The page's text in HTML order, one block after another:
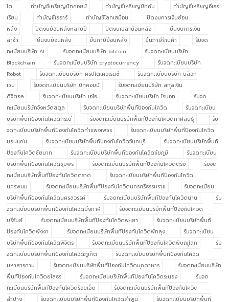
โต
ทำบัญชีเหรียญบิทคอยน์ ทำบัญชีเหรียญบิทคับ
ทำบัญชีเหรียญอีเธอ
เรียม
ทำบัญชีเออาร์ ทำบัญชีโลกเสมือน
ปิดงบการเงินย้อน
หลัง
ปิดงบย้อนหลังหลายปี ปิดงบเปล่าย้อนหลัง
ยื่นงบการเงิน
ล่าช้า
ยื่นงบย้อนหลัง ยื่นภาษีย้อนหลัง ยื่นภาษีร้านค้า
รับจด
ทะเบียนบริษัท AI
รับจดทะเบียนบริษัท bitcoin
รับจดทะเบียนบริษัท
Blockchain
รับจดทะเบียนบริษัท cryptocurrency
รับจดทะเบียนบริษัท
Robot
รับจดทะเบียนบริษัท คริปโตเคอเรนซี่
รับจดทะเบียนบริษัท บล็อก
เชน
รับจดทะเบียนบริษัท บิทคอยน์
รับจดทะเบียนบริษัท สกุลเงิน
ดิจิตอล
รับจดทะเบียนบริษัท เอไอ รับจดทะเบียนบริษัท โรบอท
รับจด
ทะเบียนบริษัทจังหวัดสตูล
รับจดทะเบียนบริษัทพื้นทีป้องกันโควิด
รับจดทะเบียน
บริษัทพื้นทีป้องกันโควิดกระบี่
รับจดทะเบียนบริษัทพื้นทีป้องกันโควิดกาฬสินธุ์
รับ
จดทะเบียนบริษัทพื้นทีป้องกันโควิดกำแพงเพชร
รับจดทะเบียนบริษัทพื้นทีป้องกันโควิด
ขอนแก่น
รับจดทะเบียนบริษัทพื้นทีป้องกันโควิดจันทบุรี
รับจดทะเบียนบริษัทพื้นที
ป้องกันโควิดชัยนาท
รับจดทะเบียนบริษัทพื้นทีป้องกันโควิดชัยภูมิ
รับจดทะเบียน
บริษัทพื้นทีป้องกันโควิดชุมพร
รับจดทะเบียนบริษัทพื้นทีป้องกันโควิดตรัง
รับจด
ทะเบียนบริษัทพื้นทีป้องกันโควิดตราด
รับจดทะเบียนบริษัทพื้นทีป้องกันโควิด
นครพนม
รับจดทะเบียนบริษัทพื้นทีป้องกันโควิดนครศรีธรรมราช
รับจดทะเบียน
บริษัทพื้นทีป้องกันโควิดนครสวรรค์
รับจดทะเบียนบริษัทพื้นทีป้องกันโควิดน่าน
รับ
จดทะเบียนบริษัทพื้นทีป้องกันโควิดบึงกาฬ
รับจดทะเบียนบริษัทพื้นทีป้องกันโควิด
บุรีรัมย์
รับจดทะเบียนบริษัทพื้นทีป้องกันโควิดพะเยา
รับจดทะเบียนบริษัทพื้นที
ป้องกันโควิดพังงา
รับจดทะเบียนบริษัทพื้นทีป้องกันโควิดพัทลุง
รับจดทะเบียน
บริษัทพื้นทีป้องกันโควิดพิจิตร
รับจดทะเบียนบริษัทพื้นทีป้องกันโควิดพิษณุโลก
รับ
จดทะเบียนบริษัทพื้นทีป้องกันโควิดภูเก็ต
รับจดทะเบียนบริษัทพื้นทีป้องกันโควิด
มหาสารคาม
รับจดทะเบียนบริษัทพื้นทีป้องกันโควิดมุกดาหาร
รับจดทะเบียนบริษัท
พื้นทีป้องกันโควิดยโสธร
รับจดทะเบียนบริษัทพื้นทีป้องกันโควิดระนอง
รับจด
ทะเบียนบริษัทพื้นทีป้องกันโควิดร้อยเอ็ด
รับจดทะเบียนบริษัทพื้นทีป้องกันโควิด
ลำปาง
รับจดทะเบียนบริษัทพื้นทีป้องกันโควิดลำพูน
รับจดทะเบียนบริษัทพื้นที